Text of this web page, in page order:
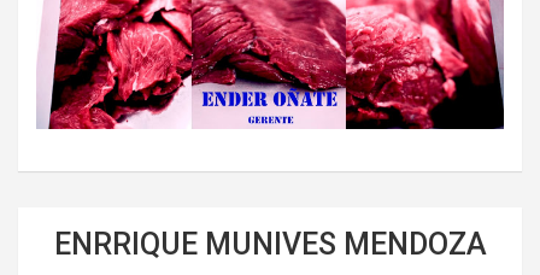
ENRRIQUE MUNIVES MENDOZA